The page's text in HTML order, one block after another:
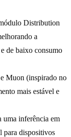
Distribution
a
de baixo consumo
Muon (inspirado no
mais estável e
inferência em
para dispositivos